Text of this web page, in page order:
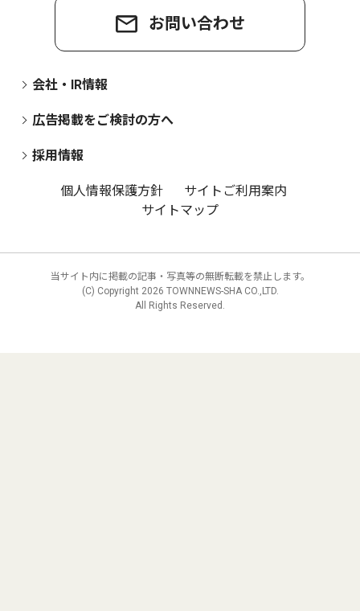
お問い合わせ
会社・IR情報
広告掲載をご検討の方へ
採用情報
個人情報保護方針
サイトご利用案内
サイトマップ
当サイト内に掲載の記事・写真等の無断転載を禁止します。
(C) Copyright 2026 TOWNNEWS-SHA CO.,LTD.
All Rights Reserved.